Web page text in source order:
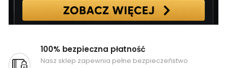
100% bezpieczna płatność
Nasz sklep zapewnia pełne bezpieczeństwo